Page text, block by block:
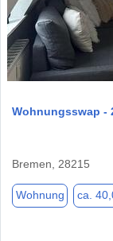
Wohnungsswap -
Bremen, 28215
Wohnung ca.